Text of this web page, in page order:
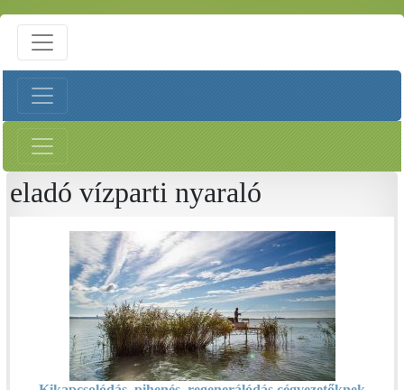
eladó vízparti nyaraló